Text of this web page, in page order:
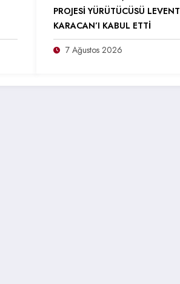
PROJESİ YÜRÜTÜCÜSÜ LEVENT
KARACAN’I KABUL ETTİ
7 Ağustos 2026